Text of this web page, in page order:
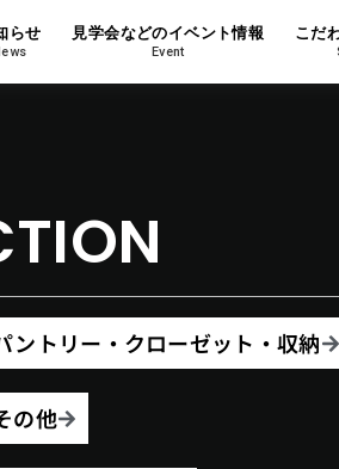
らせ 見学会などのイベント情報
Event
こだ
ントリー・クローゼット・収納
の他